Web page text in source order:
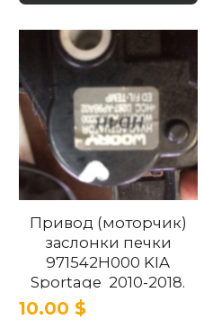
Привод (моторчик)
заслонки печки
971542H000 KIA
Sportage 2010-2018.
10.00 $